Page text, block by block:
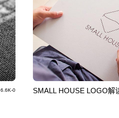
6.6K-0 SMALL HOUSE LOGO解